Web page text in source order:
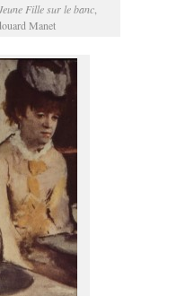
Fille sur le banc
Manet